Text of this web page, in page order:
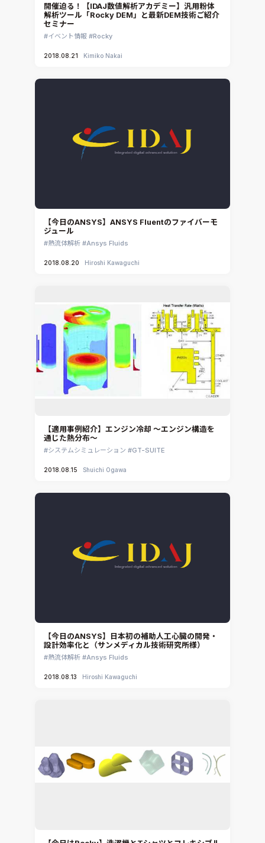
開催迫る！【IDAJ数値解析アカデミー】汎用粉体
解析ツール「Rocky DEM」と最新DEM技術ご紹介
セミナー
イベント情報 Rocky
2018.08.21 Kimiko Nakai
【今日のANSYS】ANSYS Fluentのファイバーモ
ジュール
熱流体解析 Ansys Fluids
2018.08.20 Hiroshi Kawaguchi
【適用事例紹介】エンジン冷却 ～エンジン構造を
通じた熱分布～
システムシミュレーション GT-SUITE
2018.08.15 Shuichi Ogawa
【今日のANSYS】日本初の補助人工心臓の開発・
設計効率化と（サンメディカル技術研究所様）
熱流体解析 Ansys Fluids
2018.08.13 Hiroshi Kawaguchi